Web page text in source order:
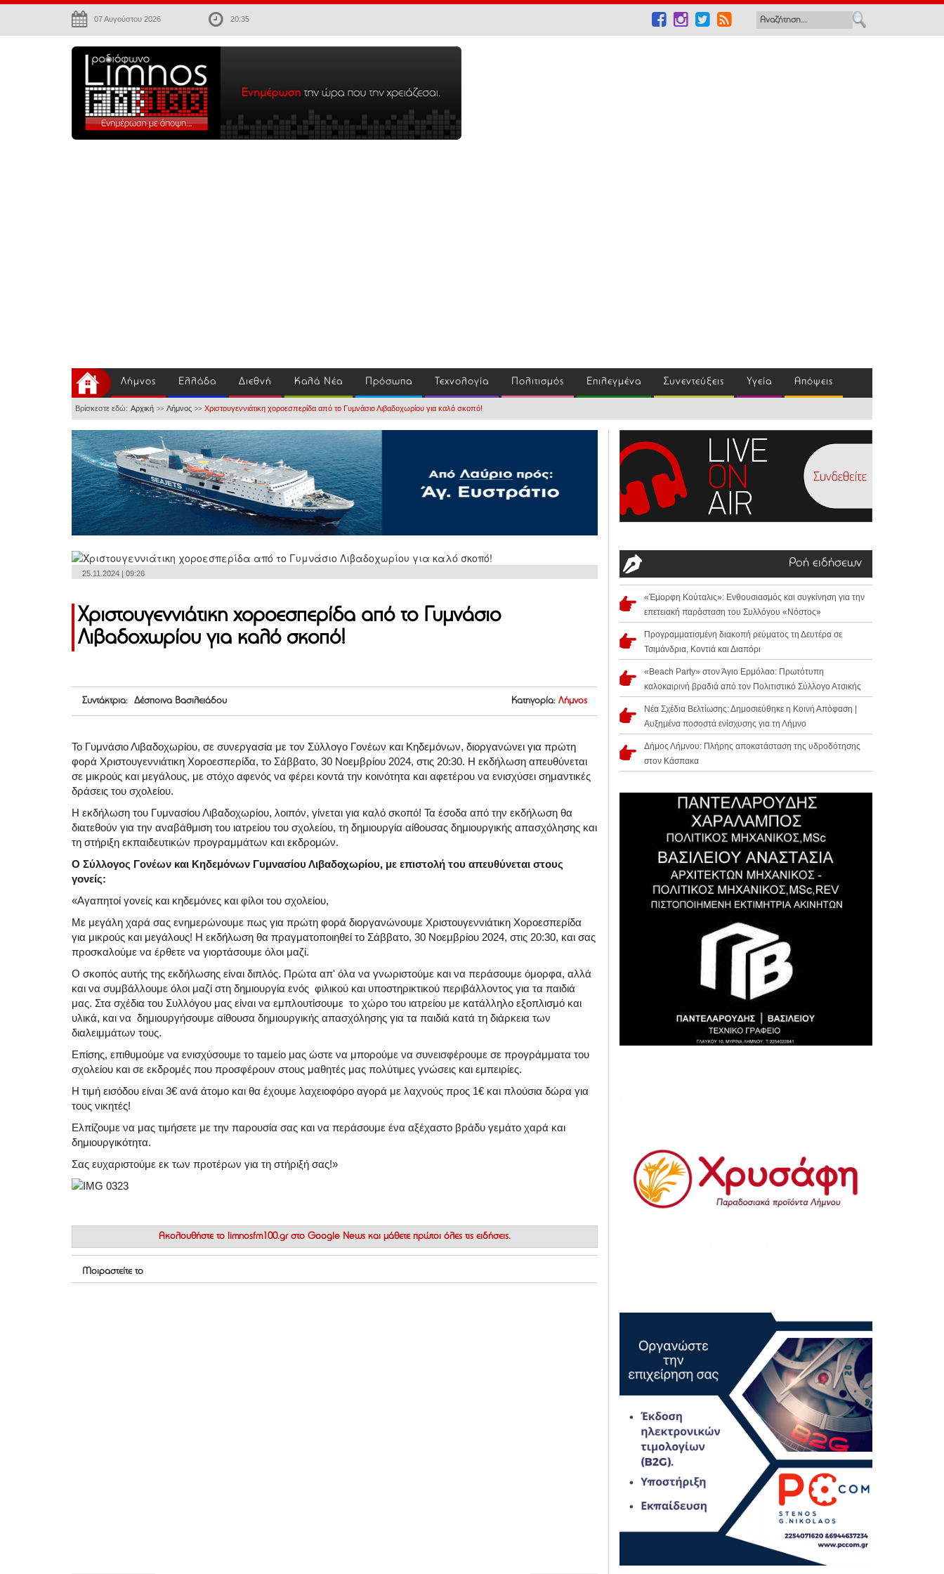
07 Αυγούστου 2026 20:35
Λήμνος Ελλάδα Διεθνή Καλά Νέα Πρόσωπα Τεχνολογία Πολιτισμός Επιλεγμένα Συνεντεύξεις Υγεία Απόψεις
Βρίσκεστε εδώ: Αρχική >> Λήμνος >> Χριστουγεννιάτικη χοροεσπερίδα από το Γυμνάσιο Λιβαδοχωρίου για καλό σκοπό!
25.11.2024 | 09:26
Χριστουγεννιάτικη χοροεσπερίδα από το Γυμνάσιο
Λιβαδοχωρίου για καλό σκοπό!
Συντάκτρια: Δέσποινα Βασιλειάδου Κατηγορία: Λήμνος
Το Γυμνάσιο Λιβαδοχωρίου, σε συνεργασία με τον Σύλλογο Γονέων και Κηδεμόνων, διοργανώνει για πρώτη
φορά Χριστουγεννιάτικη Χοροεσπερίδα, το Σάββατο, 30 Νοεμβρίου 2024, στις 20:30. Η εκδήλωση απευθύνεται
σε μικρούς και μεγάλους, με στόχο αφενός να φέρει κοντά την κοινότητα και αφετέρου να ενισχύσει σημαντικές
δράσεις του σχολείου.
Η εκδήλωση του Γυμνασίου Λιβαδοχωρίου, λοιπόν, γίνεται για καλό σκοπό! Τα έσοδα από την εκδήλωση θα
διατεθούν για την αναβάθμιση του ιατρείου του σχολείου, τη δημιουργία αίθουσας δημιουργικής απασχόλησης και
τη στήριξη εκπαιδευτικών προγραμμάτων και εκδρομών.
Ο Σύλλογος Γονέων και Κηδεμόνων Γυμνασίου Λιβαδοχωρίου, με επιστολή του απευθύνεται στους
γονείς:
«Αγαπητοί γονείς και κηδεμόνες και φίλοι του σχολείου,
Με μεγάλη χαρά σας ενημερώνουμε πως για πρώτη φορά διοργανώνουμε Χριστουγεννιάτικη Χοροεσπερίδα
για μικρούς και μεγάλους! Η εκδήλωση θα πραγματοποιηθεί το Σάββατο, 30 Νοεμβρίου 2024, στις 20:30, και σας
προσκαλούμε να έρθετε να γιορτάσουμε όλοι μαζί.
Ο σκοπός αυτής της εκδήλωσης είναι διπλός. Πρώτα απ' όλα να γνωριστούμε και να περάσουμε όμορφα, αλλά
και να συμβάλλουμε όλοι μαζί στη δημιουργία ενός φιλικού και υποστηρικτικού περιβάλλοντος για τα παιδιά
μας. Στα σχέδια του Συλλόγου μας είναι να εμπλουτίσουμε το χώρο του ιατρείου με κατάλληλο εξοπλισμό και
υλικά, και να δημιουργήσουμε αίθουσα δημιουργικής απασχόλησης για τα παιδιά κατά τη διάρκεια των
διαλειμμάτων τους.
Επίσης, επιθυμούμε να ενισχύσουμε το ταμείο μας ώστε να μπορούμε να συνεισφέρουμε σε προγράμματα του
σχολείου και σε εκδρομές που προσφέρουν στους μαθητές μας πολύτιμες γνώσεις και εμπειρίες.
Η τιμή εισόδου είναι 3€ ανά άτομο και θα έχουμε λαχειοφόρο αγορά με λαχνούς προς 1€ και πλούσια δώρα για
τους νικητές!
Ελπίζουμε να μας τιμήσετε με την παρουσία σας και να περάσουμε ένα αξέχαστο βράδυ γεμάτο χαρά και
δημιουργικότητα.
Σας ευχαριστούμε εκ των προτέρων για τη στήριξή σας!»
Ακολουθήστε το limnosfm100.gr στο Google News και μάθετε πρώτοι όλες τις ειδήσεις.
Μοιραστείτε το
Ροή ειδήσεων
«Έμορφη Κούταλις»: Ενθουσιασμός και συγκίνηση για την
επετειακή παράσταση του Συλλόγου «Νόστος»
Προγραμματισμένη διακοπή ρεύματος τη Δευτέρα σε
Τσιμάνδρια, Κοντιά και Διαπόρι
«Beach Party» στον Άγιο Ερμόλαο: Πρωτότυπη
καλοκαιρινή βραδιά από τον Πολιτιστικό Σύλλογο Ατσικής
Νέα Σχέδια Βελτίωσης: Δημοσιεύθηκε η Κοινή Απόφαση |
Αυξημένα ποσοστά ενίσχυσης για τη Λήμνο
Δήμος Λήμνου: Πλήρης αποκατάσταση της υδροδότησης
στον Κάσπακα